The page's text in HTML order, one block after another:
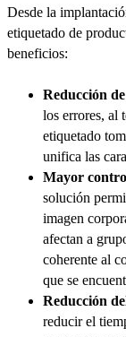
Desde la
etiquetado de
beneficios:
Reducción
los errores, al
etiquetado
unifica las
Mayor
solución
imagen
afectan a
coherente al
que se
Reducción
reducir el